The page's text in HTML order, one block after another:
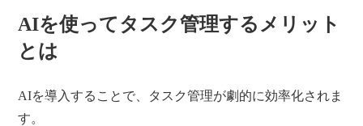
AIを使ってタスク管理するメリット
とは
AIを導入することで、タスク管理が劇的に効率化されま
す。